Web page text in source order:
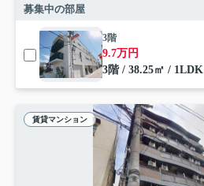
募集中の部屋
3階
9.7万円
3階 / 38.25㎡ / 1LDK
賃貸マンション